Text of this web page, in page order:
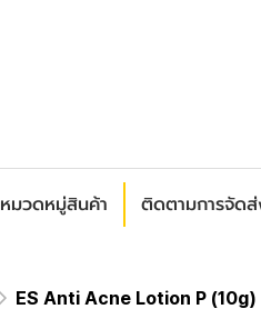
หมวดหมู่สินค้า ติดตามการจัด
ES Anti Acne Lotion P